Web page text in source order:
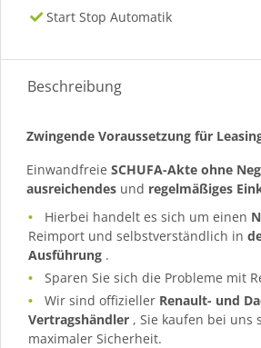
Start Stop Automatik
Beschreibung
Zwingende Voraussetzung für
Einwandfreie SCHUFA-Akte ohne
ausreichendes und regelmäßiges
Hierbei handelt es sich um einen
Reimport und selbstverständlich in
Ausführung .
Sparen Sie sich die Probleme mit
Wir sind offizieller Renault- und
Vertragshändler , Sie kaufen bei uns
maximaler Sicherheit.